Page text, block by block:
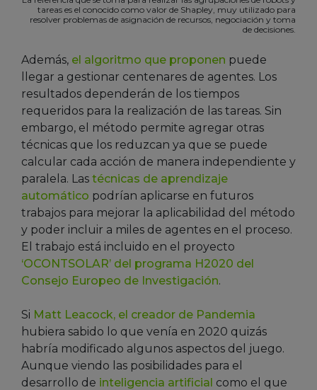
tareas es el conocido como valor de Shapley, muy utilizado para
resolver problemas de asignación de recursos, negociación y toma
de decisiones.
Además, el algoritmo que proponen puede
llegar a gestionar centenares de agentes. Los
resultados dependerán de los tiempos
requeridos para la realización de las tareas. Sin
embargo, el método permite agregar otras
técnicas que los reduzcan ya que se puede
calcular cada acción de manera independiente y
paralela. Las técnicas de aprendizaje
automático podrían aplicarse en futuros
trabajos para mejorar la aplicabilidad del método
y poder incluir a miles de agentes en el proceso.
El trabajo está incluido en el proyecto
‘OCONTSOLAR’ del programa H2020 del
Consejo Europeo de Investigación.
Si Matt Leacock, el creador de Pandemia
hubiera sabido lo que venía en 2020 quizás
habría modificado algunos aspectos del juego.
Aunque viendo las posibilidades para el
desarrollo de inteligencia artificial como el que